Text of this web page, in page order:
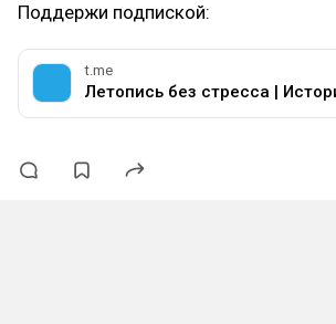
Поддержи подпиской:
t.me